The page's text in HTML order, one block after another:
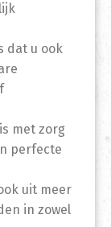
dat u ook
met zorg
perfecte
uit meer
in zowel